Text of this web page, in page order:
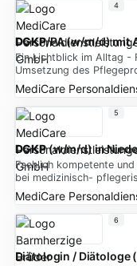
DGKP/PA (w/m/d) mit
Ein Lichtblick im Alltag -
Umsetzung des
MediCare
4
DGKP(w/m/d) in
Fachlich kompetente
bei medizinisch-
MediCare
5
Diätologin / Diätologe
6